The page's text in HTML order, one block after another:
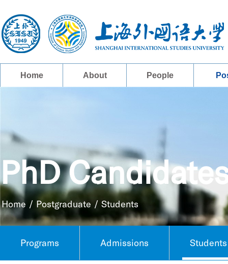
Home About People
PhD
Home / Postgraduate / Students
Programs Admissions Students